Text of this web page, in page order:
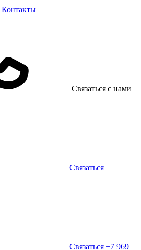
Контакты
Связаться с нами
Связаться
Связаться +7 969